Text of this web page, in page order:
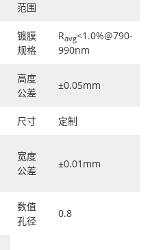
范围
镀膜
规格
Ravg<1.0%@790-
990nm
高度
公差
±0.05mm
尺寸 定制
宽度
公差
±0.01mm
数值
孔径
0.8